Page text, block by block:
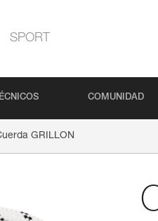
SPORT
COMUNIDAD
GRILLON